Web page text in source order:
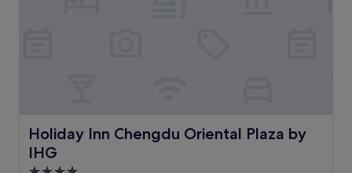
Holiday Inn Chengdu Oriental Plaza by
IHG
Holiday Inn Chengdu Oriental Plaza by IHG